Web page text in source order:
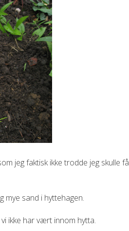
jeg faktisk ikke trodde jeg skulle få
sand i hyttehagen.
ikke har vært innom hytta.